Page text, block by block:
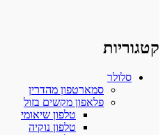
קטגוריות
סלולר
סמארטפון מהדרין
פלאפון מקשים בזול
טלפון שיאומי
טלפון נוקיה